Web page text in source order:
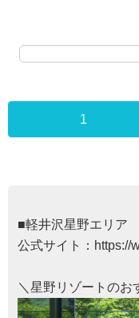
1
■軽井沢星野エリア
公式サイト： https://
＼星野リゾートのお